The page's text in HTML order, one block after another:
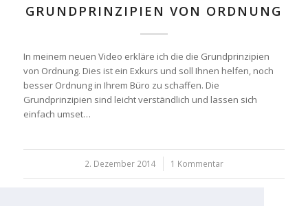
GRUNDPRINZIPIEN VON ORDNUNG
In meinem neuen Video erkläre ich die die Grundprinzipien
von Ordnung. Dies ist ein Exkurs und soll Ihnen helfen, noch
besser Ordnung in Ihrem Büro zu schaffen. Die
Grundprinzipien sind leicht verständlich und lassen sich
einfach umset…
2. Dezember 2014
/ 1 Kommentar